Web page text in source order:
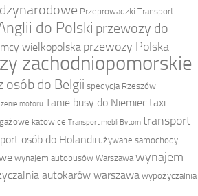
Przeprowadzki Transport
do Polski przewozy do
wielkopolska przewozy Polska
zachodniopomorskie
osób do Belgii spedycja Rzeszów
motoru Tanie busy do Niemiectaxi
katowice Transport mebli Bytom transport
osób do Holandii używane samochody
wynajem autobusów Warszawa wynajem
autokarów warszawa wypożyczalnia